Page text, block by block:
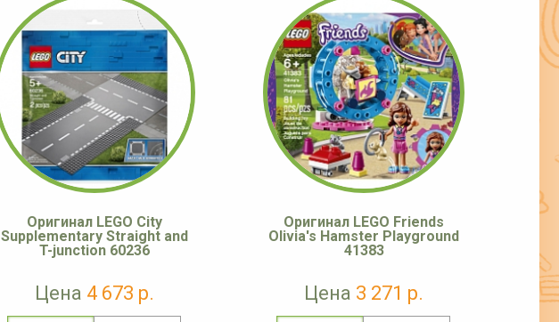
Оригинал LEGO City
Supplementary Straight and
T-junction 60236
Цена 4 673 р.
Оригинал LEGO Friends
Olivia's Hamster Playground
41383
Цена 3 271 р.